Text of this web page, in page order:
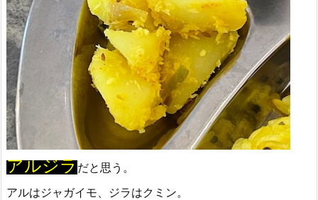
アルジラだと思う。
アルはジャガイモ、ジラはクミン。